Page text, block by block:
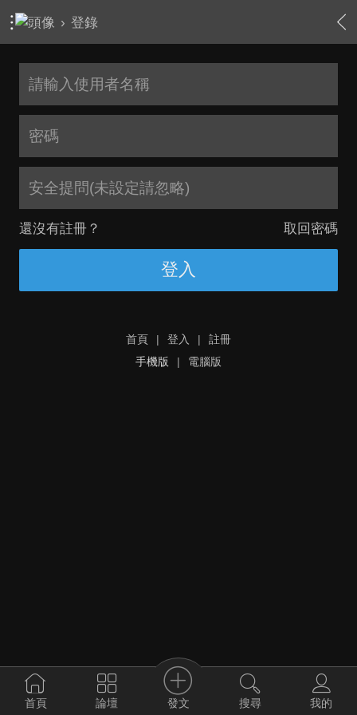
› 登錄
安全提問(未設定請忽略)
還沒有註冊？ 取回密碼
登入
首頁 | 登入 |
註冊
手機版
| 電腦版
首頁 論壇 發文 搜尋 我的